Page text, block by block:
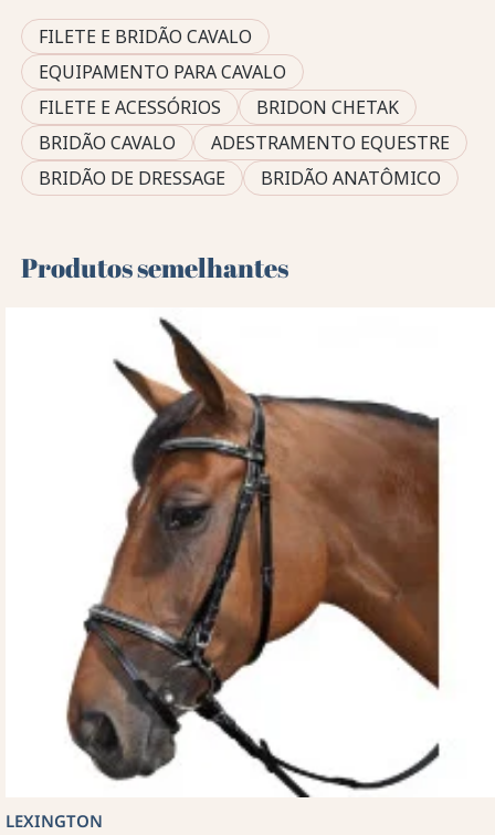
FILETE E BRIDÃO CAVALO
EQUIPAMENTO PARA CAVALO
FILETE E ACESSÓRIOS
BRIDON CHETAK
BRIDÃO CAVALO
ADESTRAMENTO EQUESTRE
BRIDÃO DE DRESSAGE
BRIDÃO ANATÔMICO
Produtos semelhantes
LEXINGTON